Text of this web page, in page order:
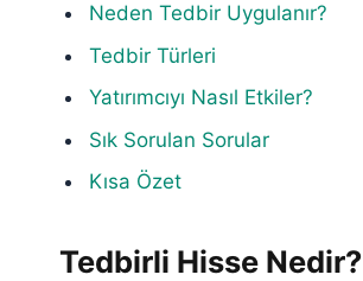
Neden Tedbir Uygulanır?
Tedbir Türleri
Yatırımcıyı Nasıl Etkiler?
Sık Sorulan Sorular
Kısa Özet
Tedbirli Hisse Nedir?